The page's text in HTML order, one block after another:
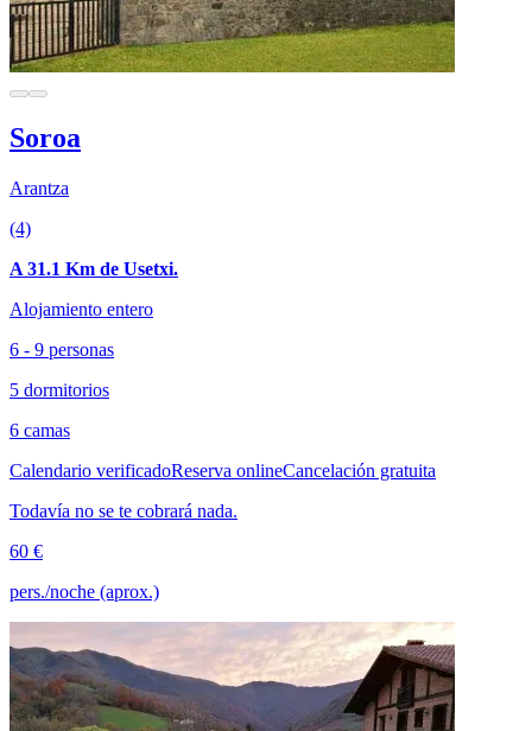
Soroa
Arantza
(4)
A 31.1 Km de Usetxi.
Alojamiento entero
6 - 9 personas
5 dormitorios
6 camas
Calendario verificadoReserva onlineCancelación gratuita
Todavía no se te cobrará nada.
60 €
pers./noche (aprox.)